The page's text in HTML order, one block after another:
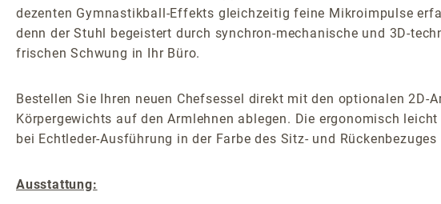
dezenten Gymnastikball-Effekts gleichzeitig feine Mikroimpulse
denn der Stuhl begeistert durch synchron-mechanische und 3D-
frischen Schwung in Ihr Büro.
Bestellen Sie Ihren neuen Chefsessel direkt mit den optionalen
Körpergewichts auf den Armlehnen ablegen. Die ergonomisch
bei Echtleder-Ausführung in der Farbe des Sitz- und
Ausstattung: